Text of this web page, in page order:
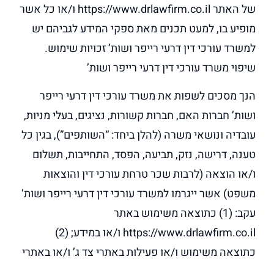
של האתר https://www.drlawfirm.co.il ו/או כל אשר
מופיע בו, למעט תכנים מאת ספקי המידע לגביהם יש
למשרד עורכי דין דרעי רייפר ושות’ זכויות שימוש.
שיפוי משרד עורכי דין דרעי רייפר ושות’
הנך מסכים לשפות את משרד עורכי דין דרעי רייפר
ושות’ חברות האם, חברות קשורות, נציגים, בעלי מניות,
עובדיה ונושאי משרה (להלן ביחד: “השותפים”), בגין כל
טענה, דרישה, נזק, תביעה, הפסד, התחייבות, תשלום
ו/או הוצאה (לרבות שכר טרחת עורכי דין והוצאות
משפט) אשר ייגרמו למשרד עורכי דין דרעי רייפר ושות’
עקב: (1) כתוצאה משימוש באתר
https://www.drlawfirm.co.il ו/או במידע; (2)
כתוצאה משימוש ו/או פעילות באתרי צד ג’ ו/או באתרי